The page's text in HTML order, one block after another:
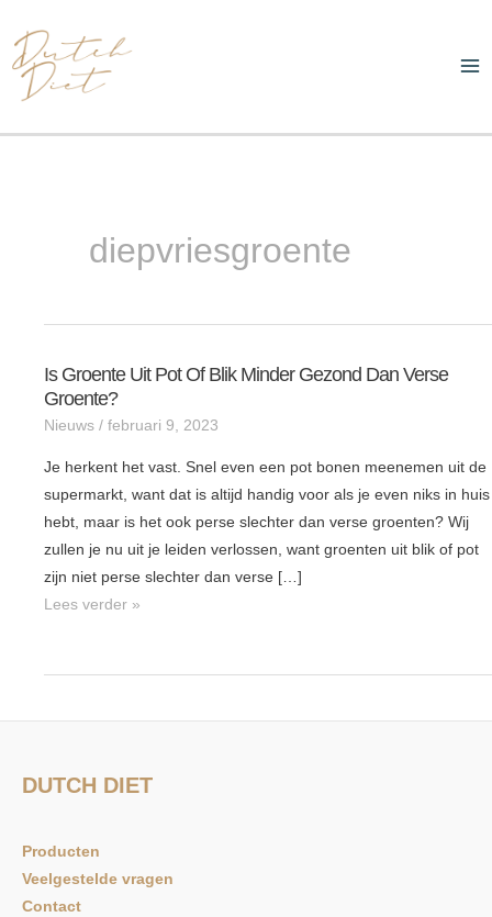
naar
de
inhoud
diepvriesgroente
Is Groente Uit Pot Of Blik Minder Gezond Dan Verse
Groente?
Nieuws /februari 9, 2023
Je herkent het vast. Snel even een pot bonen meenemen uit de
supermarkt, want dat is altijd handig voor als je even niks in huis
hebt, maar is het ook perse slechter dan verse groenten? Wij
zullen je nu uit je leiden verlossen, want groenten uit blik of pot
zijn niet perse slechter dan verse […]
Is
groente
uit
pot
blik
minder
gezond
dan
Lees verder »
DUTCH DIET
Producten
Veelgestelde vragen
Contact